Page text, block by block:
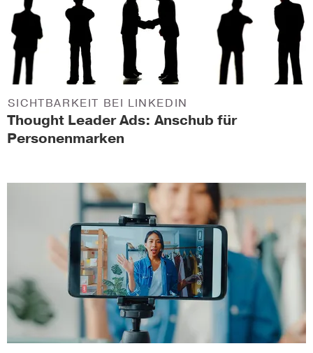
Thought Leader Ads: Anschub für
Personenmarken
SICHTBARKEIT BEI LINKEDIN